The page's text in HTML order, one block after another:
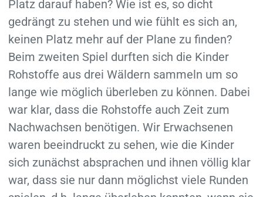
Platz darauf haben? Wie ist es, so dicht
gedrängt zu stehen und wie fühlt es sich an,
keinen Platz mehr auf der Plane zu finden?
Beim zweiten Spiel durften sich die Kinder
Rohstoffe aus drei Wäldern sammeln um so
lange wie möglich überleben zu können. Dabei
war klar, dass die Rohstoffe auch Zeit zum
Nachwachsen benötigen. Wir Erwachsenen
waren beeindruckt zu sehen, wie die Kinder
sich zunächst absprachen und ihnen völlig klar
war, dass sie nur dann möglichst viele Runden